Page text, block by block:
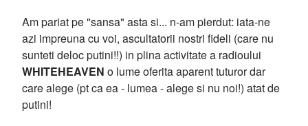
Am pariat pe "sansa" asta si... n-am pierdut: iata-ne
azi impreuna cu voi, ascultatorii nostri fideli (care nu
sunteti deloc putini!!) in plina activitate a radioului
WHITEHEAVEN o lume oferita aparent tuturor dar
care alege (pt ca ea - lumea - alege si nu noi!) atat de
putini!